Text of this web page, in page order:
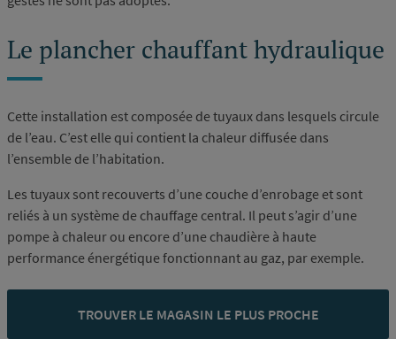
Le plancher chauffant hydraulique
Cette installation est composée de tuyaux dans lesquels circule
de l’eau. C’est elle qui contient la chaleur diffusée dans
l’ensemble de l’habitation.
Les tuyaux sont recouverts d’une couche d’enrobage et sont
reliés à un système de chauffage central. Il peut s’agir d’une
pompe à chaleur ou encore d’une chaudière à haute
performance énergétique fonctionnant au gaz, par exemple.
TROUVER LE MAGASIN LE PLUS PROCHE